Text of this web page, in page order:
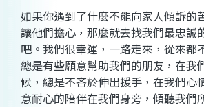
如果你遇到了什麼不能向家人傾訴的
讓他們擔心，那麼就去找我們最忠誠
吧。我們很幸運，一路走來，從來都
總是有些願意幫助我們的朋友，在我
候，總是不吝於伸出援手，在我們心
意耐心的陪伴在我們身旁，傾聽我們